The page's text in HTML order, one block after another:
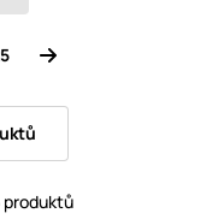
produktů